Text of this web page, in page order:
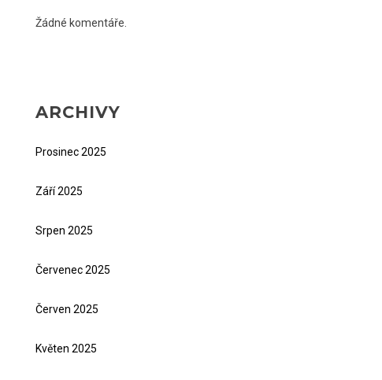
Žádné komentáře.
ARCHIVY
Prosinec 2025
Září 2025
Srpen 2025
Červenec 2025
Červen 2025
Květen 2025